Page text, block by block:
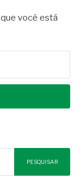
você está
PESQUISAR